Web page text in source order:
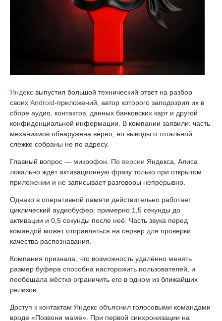
Яндекс выпустил большой технический ответ на разбор
своих Android-приложений, автор которого заподозрил их в
сборе аудио, контактов, данных банковских карт и другой
конфиденциальной информации. В компании заявили: часть
механизмов обнаружена верно, но выводы о тотальной
слежке собраны не по адресу.
Главный вопрос — микрофон. По версии Яндекса, Алиса
локально ждёт активационную фразу только при открытом
приложении и не записывает разговоры непрерывно.
Однако в оперативной памяти действительно работает
циклический аудиобуфер: примерно 1,5 секунды до
активации и 0,5 секунды после неё. Часть звука перед
командой может отправляться на сервер для проверки
качества распознавания.
Компания признала, что возможность удалённо менять
размер буфера способна насторожить пользователей, и
пообещала жёстко ограничить его в одном из ближайших
релизов.
Доступ к контактам Яндекс объяснил голосовыми командами
вроде «Позвони маме». При первой синхронизации на